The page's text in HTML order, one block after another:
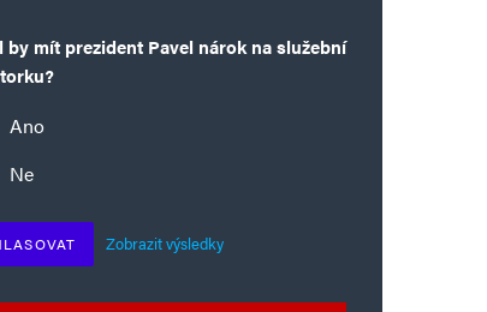
by mít prezident Pavel nárok na služební
Ano
Ne
Zobrazit výsledky